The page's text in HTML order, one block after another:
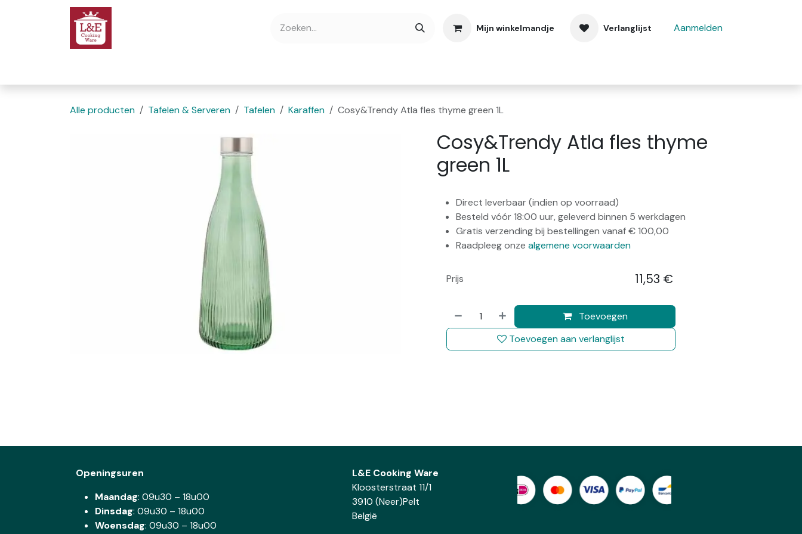
Overslaan naar inhoud
Mijn winkelmandje Verlanglijst Aanmelden
Alle producten Tafelen & Serveren Tafelen Karaffen Cosy&Trendy Atla fles thyme green 1L
Cosy&Trendy Atla fles thyme
green 1L
Direct leverbaar (indien op voorraad)
Besteld vóór 18:00 uur, geleverd binnen 5 werkdagen
Gratis verzending bij bestellingen vanaf € 100,00
Raadpleeg onze algemene voorwaarden
Toevoegen
Toevoegen aan verlanglijst
Prijs 11,53 €
Openingsuren
Maandag: 09u30 – 18u00
Dinsdag: 09u30 – 18u00
Woensdag: 09u30 – 18u00
L&E Cooking Ware
Kloosterstraat 11/1
3910 (Neer)Pelt
België